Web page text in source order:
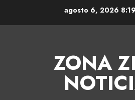
agosto 6, 2026
ZONA